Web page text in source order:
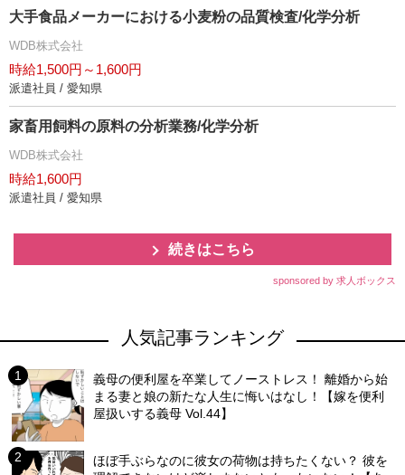
大手食品メーカーにおける小麦粉の品質検査/化学分析
WDB株式会社
時給1,500円～1,600円
派遣社員 / 愛知県
家畜用飼料の原料の分析業務/化学分析
WDB株式会社
時給1,600円
派遣社員 / 愛知県
続きはこちら
sponsored by 求人ボックス
人気記事ランキング
義母の便利屋を卒業してノーストレス！ 離婚から始
まる妻と娘の新たな人生に悔いはなし！【嫁を便利
屋扱いする義母 Vol.44】
ほぼ手ぶらなのに彼女の荷物は持ちたくない？ 彼を